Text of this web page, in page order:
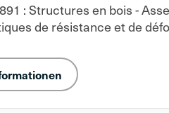
: Structures en bois -
de résistance et de